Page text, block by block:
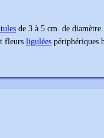
de 3 à 5 cm. de diamètre.
fleurs ligulées périphériques